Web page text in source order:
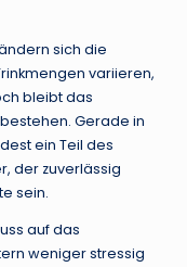
sich die
variieren,
bleibt das
Gerade in
ein Teil des
der zuverlässig
sein.
auf das
weniger stressig